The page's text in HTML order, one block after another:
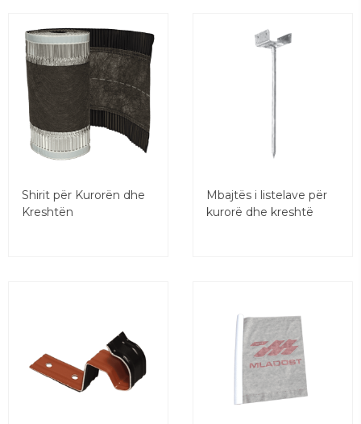
Shirit për Kurorën dhe
Kreshtën
Mbajtës i listelave për
kurorë dhe kreshtë